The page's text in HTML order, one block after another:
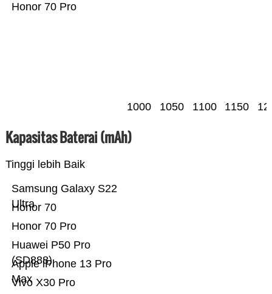
Honor 70 Pro
1000 1050 1100 1150
Kapasitas Baterai (mAh)
Tinggi lebih Baik
Vivo X30 Pro
Apple iPhone 13 Pro
Max
Huawei P50 Pro
(SD888)
Honor 70 Pro
Honor 70
Samsung Galaxy S22
Ultra